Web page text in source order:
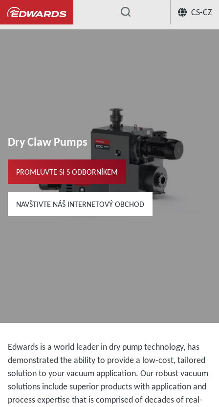
CS-CZ
...
Dry Claw Pumps
PROMLUVTE SI S ODBORNÍKEM
NAVŠTIVTE NÁŠ INTERNETOVÝ OBCHOD
Edwards is a world leader in dry pump technology, has
demonstrated the ability to provide a low-cost, tailored
solution to your vacuum application. Our robust vacuum
solutions include superior products with application and
process expertise that is comprised of decades of real-